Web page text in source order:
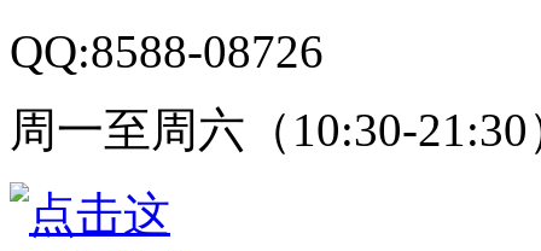
QQ:8588-08726
周一至周六（10:30-21:30